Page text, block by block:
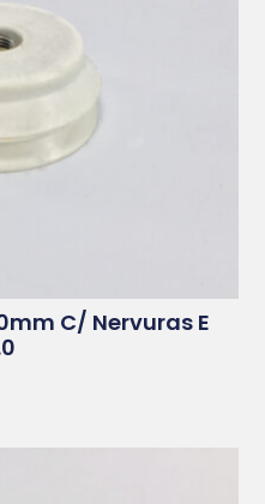
C/ Nervuras E